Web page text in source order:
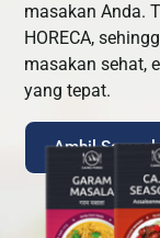
masakan Anda.
HORECA,
masakan sehat,
yang tepat.
Ambil Sampel